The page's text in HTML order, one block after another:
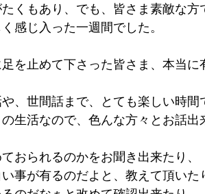
くもあり、でも、皆さま素敵な方
感じ入った一週間でした。
を止めて下さった皆さま、本当に
、世間話まで、とても楽しい時間
生活なので、色んな方々とお話出
おられるのかをお聞き出来たり、
事が有るのだよと、教えて頂いた